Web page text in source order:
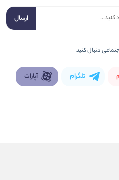
ارسال
دنبال کنید
تلگرام آپارات